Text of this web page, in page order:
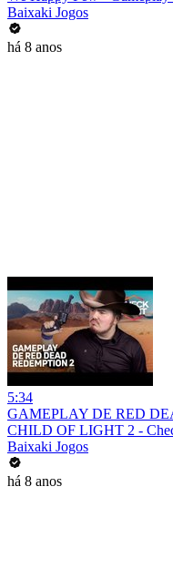
Baixaki Jogos
há 8 anos
5:34
GAMEPLAY DE RED
CHILD OF LIGHT 2 -
Baixaki Jogos
há 8 anos